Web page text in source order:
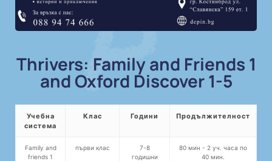
Thrivers: Family and Friends 1
and Oxford Discover 1-5
Учебна
система
Клас Години Продължителност
Family and
friends 1
първи клас
7-8
годишни
80 мин - 2 уч. часа по
40 мин.